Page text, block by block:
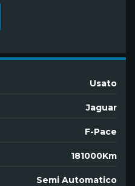
Usato
Jaguar
F-Pace
181000Km
Semi Automatico